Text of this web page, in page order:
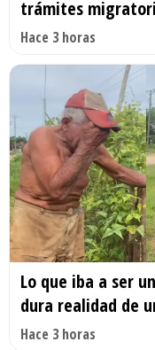
trámites
Hace 3 horas
Lo que iba a ser
dura realidad de
Hace 3 horas